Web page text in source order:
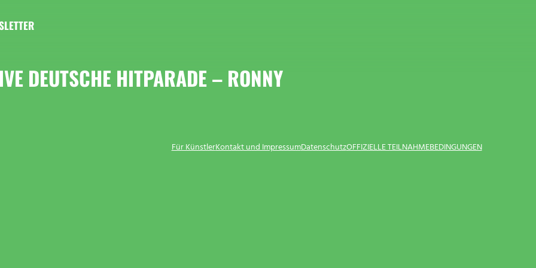
DEUTSCHE HITPARADE – RONNY
Für KünstlerKontakt und ImpressumDatenschutzOFFIZIELLE TEILNAHMEBEDINGUNGEN